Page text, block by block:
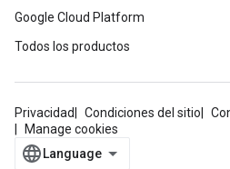
Google Cloud Platform
Todos los productos
Privacidad Condiciones del sitio
Manage cookies